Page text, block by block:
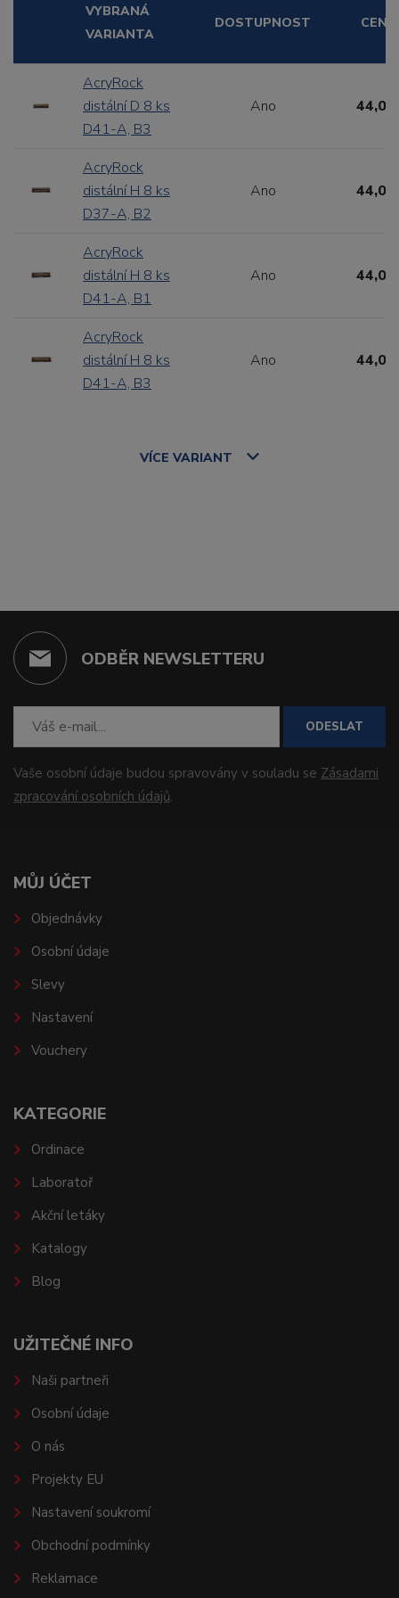
VYBRANÁ
VARIANTA
DOSTUPNOST CENA
AcryRock
distální D 8 ks
D41-A, B3
Ano 44,00
AcryRock
distální H 8 ks
D37-A, B2
Ano 44,00
AcryRock
distální H 8 ks
D41-A, B1
Ano 44,00
AcryRock
distální H 8 ks
D41-A, B3
Ano 44,00
VÍCE VARIANT
ODBĚR NEWSLETTERU
ODESLAT
Vaše osobní údaje budou spravovány v souladu se Zásadami
zpracování osobních údajů.
MŮJ ÚČET
Objednávky
Osobní údaje
Slevy
Nastavení
Vouchery
KATEGORIE
Ordinace
Laboratoř
Akční letáky
Katalogy
Blog
UŽITEČNÉ INFO
Naši partneři
Osobní údaje
O nás
Projekty EU
Nastavení soukromí
Obchodní podmínky
Reklamace